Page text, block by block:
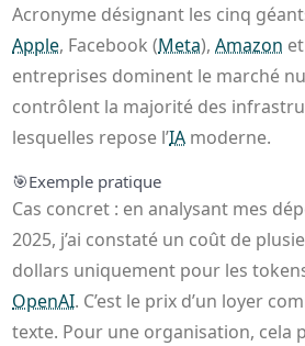
Acronyme désignant les cinq
Apple, Facebook (Meta),Amazon
entreprises dominent le marché
contrôlent la majorité des
lesquelles repose l’IA moderne.
🎯Exemple pratique
Cas concret : en analysant mes
2025, j’ai constaté un coût de
dollars uniquement pour les
OpenAI. C’est le prix d’un loyer
texte. Pour une organisation, cela